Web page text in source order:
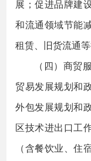
展；促进品牌建
和流通领域节能
租赁、旧货流通
（四）商贸
贸易发展规划和
外包发展规划和
区技术进出口工
（含餐饮业、住